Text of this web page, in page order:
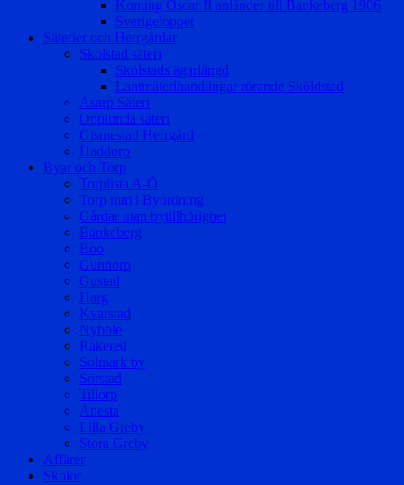
Konung Oscar II anländer till Bankeberg 1906
Sverigeloppet
Säterier och Herrgårdar
Skölstad säteri
Skölstads ägarlängd
Lantmäterihandlingar rörande Sköldstad
Åsarp Säteri
Opplunda säteri
Gismestad Herrgård
Haddorp
Byar och Torp
Torplista A-Ö
Torp mm i Byordning
Gårdar utan bytillhörighet
Bankeberg
Boo
Gunnorp
Gustad
Harg
Kvarstad
Nybble
Rakered
Solmark by
Sörstad
Tillorp
Ånesta
Lilla Greby
Stora Greby
Affärer
Skolor